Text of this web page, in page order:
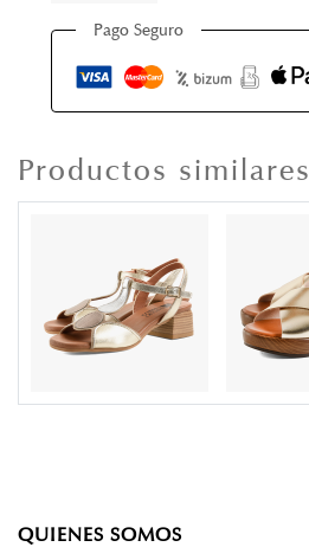
Pago Seguro
Productos similares
QUIENES SOMOS